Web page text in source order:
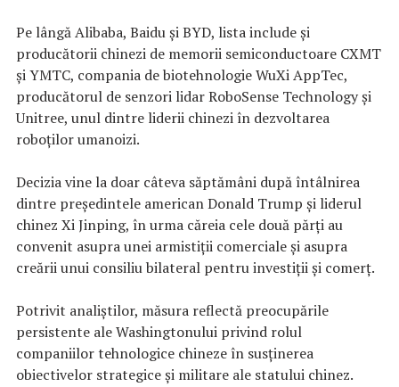
Pe lângă Alibaba, Baidu și BYD, lista include și
producătorii chinezi de memorii semiconductoare CXMT
și YMTC, compania de biotehnologie WuXi AppTec,
producătorul de senzori lidar RoboSense Technology și
Unitree, unul dintre liderii chinezi în dezvoltarea
roboților umanoizi.
Decizia vine la doar câteva săptămâni după întâlnirea
dintre președintele american Donald Trump și liderul
chinez Xi Jinping, în urma căreia cele două părți au
convenit asupra unei armistiții comerciale și asupra
creării unui consiliu bilateral pentru investiții și comerț.
Potrivit analiștilor, măsura reflectă preocupările
persistente ale Washingtonului privind rolul
companiilor tehnologice chineze în susținerea
obiectivelor strategice și militare ale statului chinez.